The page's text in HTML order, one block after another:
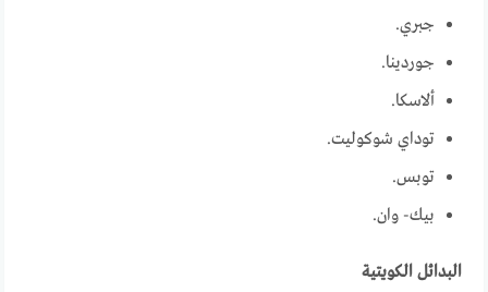
جبري.
جوردينا.
ألاسكا.
توداي شوكوليت.
توبس.
بيك- وان.
البدائل الكويتية